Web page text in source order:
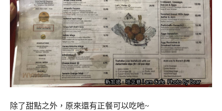
除了甜點之外，原來還有正餐可以吃吔~